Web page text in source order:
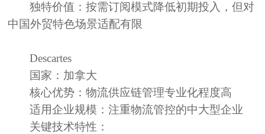
独特价值：按需订阅模式降低初期投入，但对
中国外贸特色场景适配有限
Descartes
国家： 加拿大
核心优势：物流供应链管理专业化程度高
适用企业规模：注重物流管控的中大型企业
关键技术特性：